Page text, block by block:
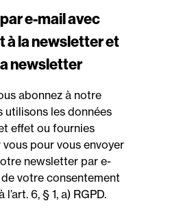
e-mail avec
à la newsletter et
newsletter
abonnez à notre
utilisons les données
effet ou fournies
pour vous envoyer
newsletter par e-
votre consentement
6, § 1, a) RGPD.